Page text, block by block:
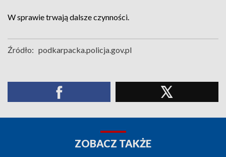
W sprawie trwają dalsze czynności.
Źródło: podkarpacka.policja.gov.pl
ZOBACZ TAKŻE